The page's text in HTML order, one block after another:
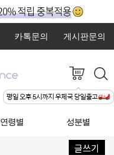
카톡문의 게시판문의
연령별 성분별
글쓰기